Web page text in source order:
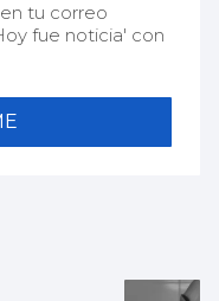
tu correo
fue noticia' con